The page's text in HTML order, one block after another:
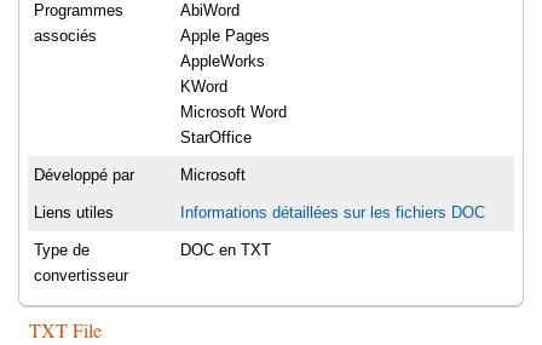
Programmes
associés
AbiWord
Apple Pages
AppleWorks
KWord
Microsoft Word
StarOffice
Développé par Microsoft
Liens utiles Informations détaillées sur les fichiers DOC
Type de
convertisseur
DOC en TXT
TXT File